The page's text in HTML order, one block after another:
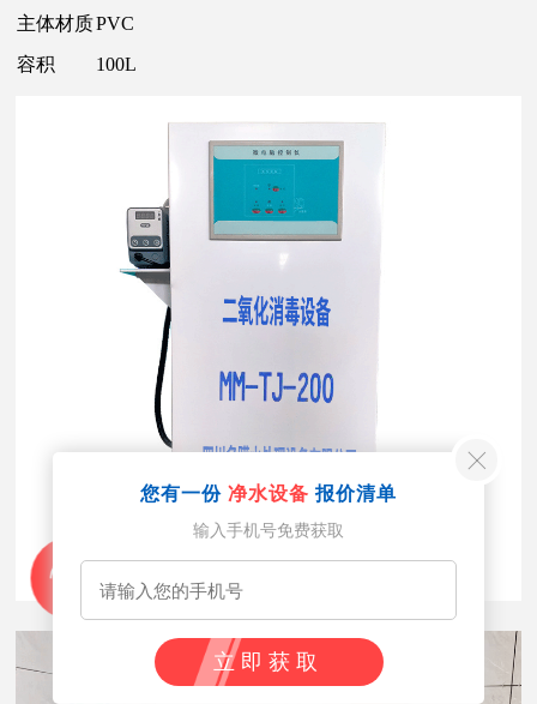
主体材质PVC
容积
100L
您有一份 净水设备 报价清单
输入手机号免费获取
立即获取